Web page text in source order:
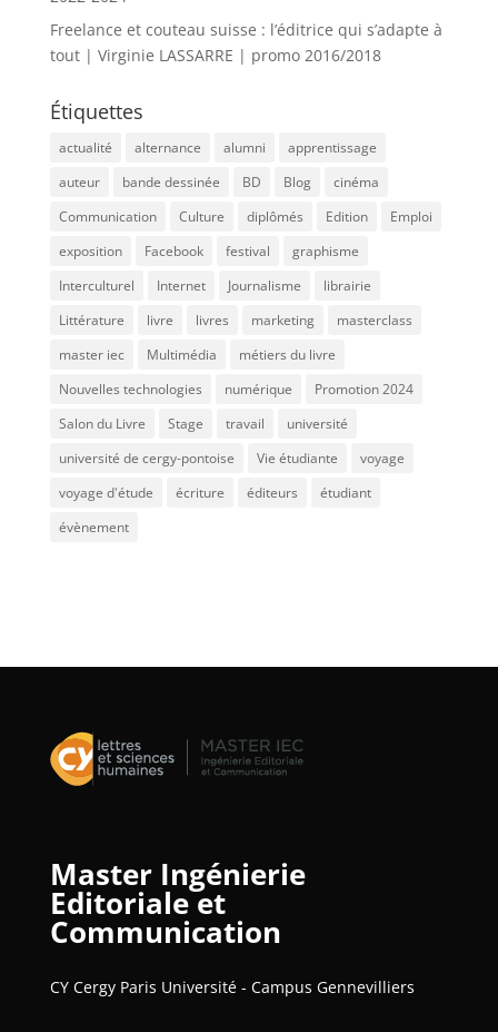
Freelance et couteau suisse : l’éditrice qui s’adapte à
tout | Virginie LASSARRE | promo 2016/2018
Étiquettes
actualité alternance alumni
apprentissage
auteur
bande dessinée BD Blog
cinéma
Communication
Culture diplômés Edition
Emploi
exposition
Facebook festival
graphisme
Interculturel
Internet Journalisme
librairie
Littérature
livre livres marketing
masterclass
master iec
Multimédia
métiers du livre
Nouvelles technologies
numérique
Promotion 2024
Salon du Livre
Stage travail
université
université de cergy-pontoise
Vie étudiante
voyage
voyage d'étude
écriture éditeurs
étudiant
évènement
Master Ingénierie
Editoriale et
Communication
CY Cergy Paris Université - Campus Gennevilliers